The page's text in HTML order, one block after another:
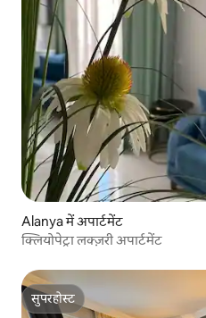
Alanya में अपार्टमेंट
क्लियोपेट्रा लक्ज़री अपार्टमेंट
सुपरहोस्ट
सुपरहोस्ट